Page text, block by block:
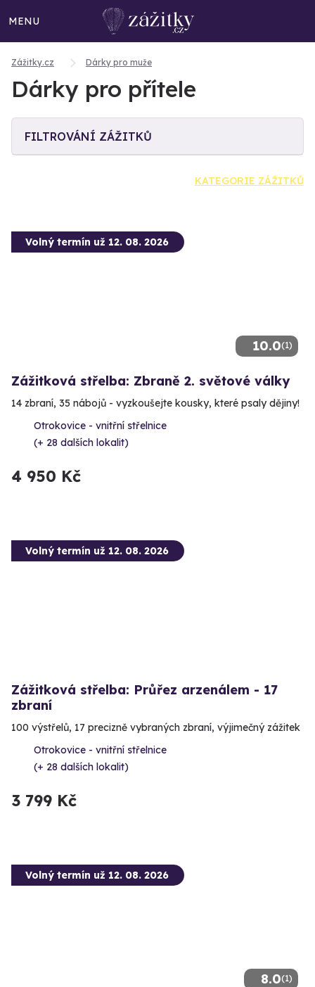
MENU
Zážitky.cz Dárky pro muže
Dárky pro přítele
FILTROVÁNÍ ZÁŽITKŮ
KATEGORIE ZÁŽITKŮ
10.0(1)
Volný termín už 12. 08. 2026
Zážitková střelba: Zbraně 2. světové války
14 zbraní, 35 nábojů - vyzkoušejte kousky, které psaly dějiny!
Otrokovice - vnitřní střelnice
(+ 28 dalších lokalit)
4 950 Kč
Volný termín už 12. 08. 2026
Zážitková střelba: Průřez arzenálem - 17
zbraní
100 výstřelů, 17 precizně vybraných zbraní, výjimečný zážitek
Otrokovice - vnitřní střelnice
(+ 28 dalších lokalit)
3 799 Kč
8.0(1)
Volný termín už 12. 08. 2026